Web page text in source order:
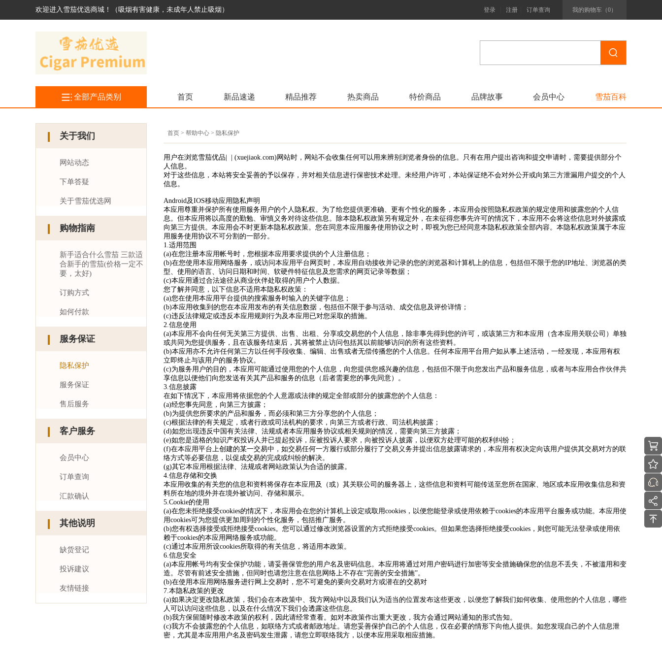
欢迎进入雪茄优选商城！（吸烟有害健康，未成年人禁止吸烟） 登录 注册 订单查询 我的购物车（0）
全部产品类别 首页 新品速递 精品推荐 热卖商品 特价商品 品牌故事 会员中心 雪茄百科
关于我们
网站动态
下单答疑
关于雪茄优选网
购物指南
新手适合什么雪茄 三款适
合新手的雪茄(价格一定不
要，太好)
订购方式
如何付款
服务保证
隐私保护
服务保证
售后服务
客户服务
会员中心
订单查询
汇款确认
其他说明
缺货登记
投诉建议
友情链接
首页 > 帮助中心 > 隐私保护
用户在浏览雪茄优品| | (xuejiaok.com)网站时，网站不会收集任何可以用来辨别浏览者身份的信息。只有在用户提出咨询和提交申请时，需要提供部分个
人信息。
对于这些信息，本站将安全妥善的予以保存，并对相关信息进行保密技术处理。未经用户许可，本站保证绝不会对外公开或向第三方泄漏用户提交的个人
信息。
Android及IOS移动应用隐私声明
本应用尊重并保护所有使用服务用户的个人隐私权。为了给您提供更准确、更有个性化的服务，本应用会按照隐私权政策的规定使用和披露您的个人信
息。但本应用将以高度的勤勉、审慎义务对待这些信息。除本隐私权政策另有规定外，在未征得您事先许可的情况下，本应用不会将这些信息对外披露或
向第三方提供。本应用会不时更新本隐私权政策。您在同意本应用服务使用协议之时，即视为您已经同意本隐私权政策全部内容。本隐私权政策属于本应
用服务使用协议不可分割的一部分。
1.适用范围
(a)在您注册本应用帐号时，您根据本应用要求提供的个人注册信息；
(b)在您使用本应用网络服务，或访问本应用平台网页时，本应用自动接收并记录的您的浏览器和计算机上的信息，包括但不限于您的IP地址、浏览器的类
型、使用的语言、访问日期和时间、软硬件特征信息及您需求的网页记录等数据；
(c)本应用通过合法途径从商业伙伴处取得的用户个人数据。
您了解并同意，以下信息不适用本隐私权政策：
(a)您在使用本应用平台提供的搜索服务时输入的关键字信息；
(b)本应用收集到的您在本应用发布的有关信息数据，包括但不限于参与活动、成交信息及评价详情；
(c)违反法律规定或违反本应用规则行为及本应用已对您采取的措施。
2.信息使用
(a)本应用不会向任何无关第三方提供、出售、出租、分享或交易您的个人信息，除非事先得到您的许可，或该第三方和本应用（含本应用关联公司）单独
或共同为您提供服务，且在该服务结束后，其将被禁止访问包括其以前能够访问的所有这些资料。
(b)本应用亦不允许任何第三方以任何手段收集、编辑、出售或者无偿传播您的个人信息。任何本应用平台用户如从事上述活动，一经发现，本应用有权
立即终止与该用户的服务协议。
(c)为服务用户的目的，本应用可能通过使用您的个人信息，向您提供您感兴趣的信息，包括但不限于向您发出产品和服务信息，或者与本应用合作伙伴共
享信息以便他们向您发送有关其产品和服务的信息（后者需要您的事先同意）。
3.信息披露
在如下情况下，本应用将依据您的个人意愿或法律的规定全部或部分的披露您的个人信息：
(a)经您事先同意，向第三方披露；
(b)为提供您所要求的产品和服务，而必须和第三方分享您的个人信息；
(c)根据法律的有关规定，或者行政或司法机构的要求，向第三方或者行政、司法机构披露；
(d)如您出现违反中国有关法律、法规或者本应用服务协议或相关规则的情况，需要向第三方披露；
(e)如您是适格的知识产权投诉人并已提起投诉，应被投诉人要求，向被投诉人披露，以便双方处理可能的权利纠纷；
(f)在本应用平台上创建的某一交易中，如交易任何一方履行或部分履行了交易义务并提出信息披露请求的，本应用有权决定向该用户提供其交易对方的联
络方式等必要信息，以促成交易的完成或纠纷的解决。
(g)其它本应用根据法律、法规或者网站政策认为合适的披露。
4.信息存储和交换
本应用收集的有关您的信息和资料将保存在本应用及（或）其关联公司的服务器上，这些信息和资料可能传送至您所在国家、地区或本应用收集信息和资
料所在地的境外并在境外被访问、存储和展示。
5.Cookie的使用
(a)在您未拒绝接受cookies的情况下，本应用会在您的计算机上设定或取用cookies，以便您能登录或使用依赖于cookies的本应用平台服务或功能。本应用使
用cookies可为您提供更加周到的个性化服务，包括推广服务。
(b)您有权选择接受或拒绝接受cookies。您可以通过修改浏览器设置的方式拒绝接受cookies。但如果您选择拒绝接受cookies，则您可能无法登录或使用依
赖于cookies的本应用网络服务或功能。
(c)通过本应用所设cookies所取得的有关信息，将适用本政策。
6.信息安全
(a)本应用帐号均有安全保护功能，请妥善保管您的用户名及密码信息。本应用将通过对用户密码进行加密等安全措施确保您的信息不丢失，不被滥用和变
造。尽管有前述安全措施，但同时也请您注意在信息网络上不存在“完善的安全措施”。
(b)在使用本应用网络服务进行网上交易时，您不可避免的要向交易对方或潜在的交易对
7.本隐私政策的更改
(a)如果决定更改隐私政策，我们会在本政策中、我方网站中以及我们认为适当的位置发布这些更改，以便您了解我们如何收集、使用您的个人信息，哪些
人可以访问这些信息，以及在什么情况下我们会透露这些信息。
(b)我方保留随时修改本政策的权利，因此请经常查看。如对本政策作出重大更改，我方会通过网站通知的形式告知。
(c)我方不会披露您的个人信息，如联络方式或者邮政地址。请您妥善保护自己的个人信息，仅在必要的情形下向他人提供。如您发现自己的个人信息泄
密，尤其是本应用用户名及密码发生泄露，请您立即联络我方，以便本应用采取相应措施。